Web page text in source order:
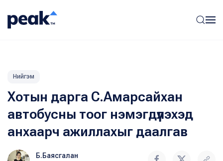
Нийгэм
Хотын дарга С.Амарсайхан
автобусны тоог нэмэгдүүлэхэд
анхаарч ажиллахыг даалгав
Б.Баясгалан